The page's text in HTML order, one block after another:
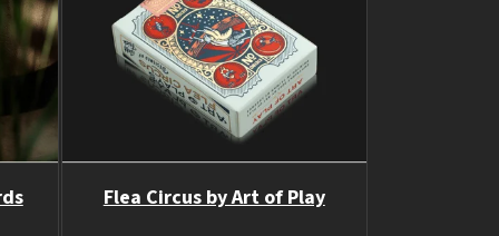
Flea Circus by Art of Play